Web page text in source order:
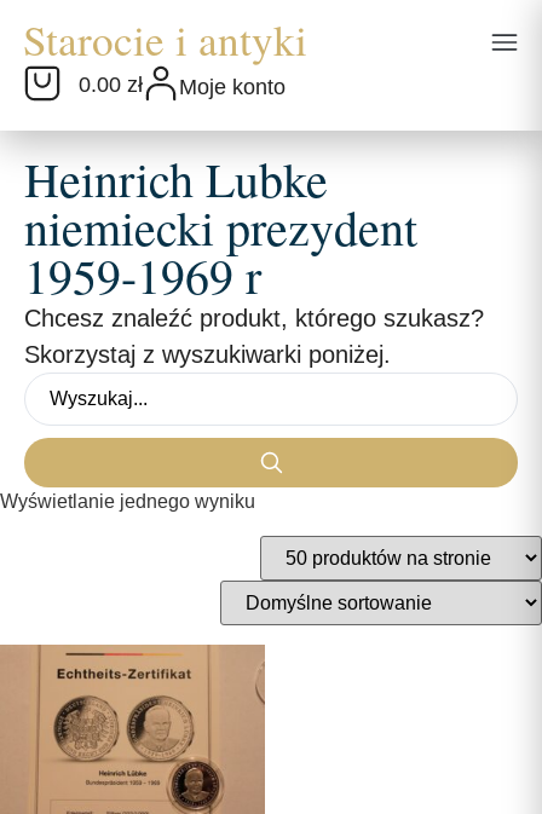
0.00 zł Moje konto
Heinrich Lubke
niemiecki prezydent
1959-1969 r
Chcesz znaleźć produkt, którego szukasz?
Skorzystaj z wyszukiwarki poniżej.
Wyświetlanie jednego wyniku